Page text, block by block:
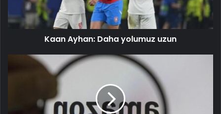
Kaan Ayhan: Daha yolumuz uzun